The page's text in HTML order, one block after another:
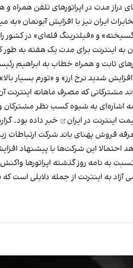
دراز مدت در اپراتورهای تلفن
«به میزان متوسط ۱۰ برابری» درآمد خود را نسبت به
و «فیلترینگ فله‌ای» در
اینترنت برای مدت یک هفته به طور
ثابت و همراه خطاب به ابراهیم
شدید نرخ ارز» و «تورم بسیار
مشترکانی که مصرف ماهانه
اشاره‌ای به شیوه کسب نظر
اینترنت در ایران
خبر داده بود.
افزایش ۳۰ درصدی تعرفه از سوی رگولاتوری کشور موافق
به نامه روز گذشته اپراتورها
به اینترنت از جمله دلایلی است